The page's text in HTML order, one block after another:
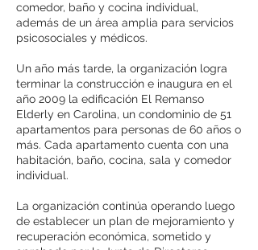
comedor, baño y cocina individual,
además de un área amplia para servicios
psicosociales y médicos.
Un año más tarde, la organización logra
terminar la construcción e inaugura en el
año 2009 la edificación El Remanso
Elderly en Carolina, un condominio de 51
apartamentos para personas de 60 años o
más. Cada apartamento cuenta con una
habitación, baño, cocina, sala y comedor
individual.
La organización continúa operando luego
de establecer un plan de mejoramiento y
recuperación económica, sometido y